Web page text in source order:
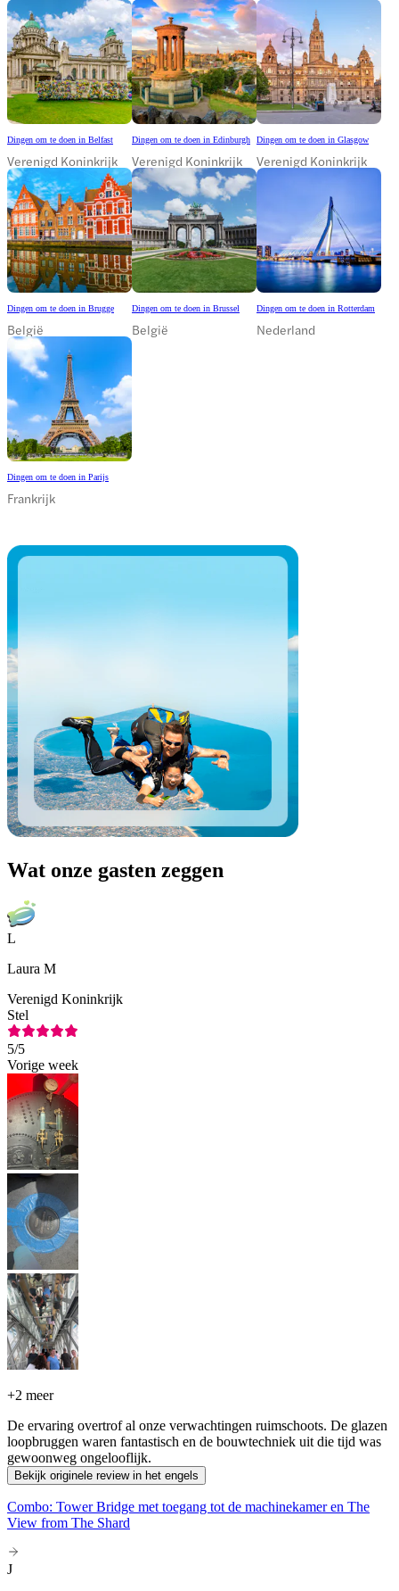
Dingen om te doen in Belfast
Verenigd Koninkrijk
Dingen om te doen in Edinburgh
Verenigd Koninkrijk
Dingen om te doen in Glasgow
Verenigd Koninkrijk
Dingen om te doen in Brugge
België
Dingen om te doen in Brussel
België
Dingen om te doen in Rotterdam
Nederland
Dingen om te doen in Parijs
Frankrijk
Wat onze gasten zeggen
L
Laura M
Verenigd Koninkrijk
Stel
5/5
Vorige week
+2 meer
De ervaring overtrof al onze verwachtingen ruimschoots. De glazen
loopbruggen waren fantastisch en de bouwtechniek uit die tijd was
gewoonweg ongelooflijk.
Bekijk originele review in het engels
Combo: Tower Bridge met toegang tot de machinekamer en The
View from The Shard
J